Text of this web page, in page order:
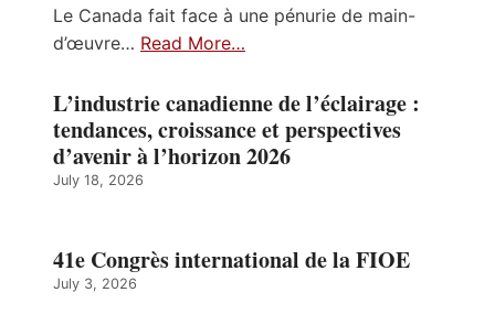
Le Canada fait face à une pénurie de main-
d’œuvre… Read More…
L’industrie canadienne de l’éclairage :
tendances, croissance et perspectives
d’avenir à l’horizon 2026
July 18, 2026
41e Congrès international de la FIOE
July 3, 2026